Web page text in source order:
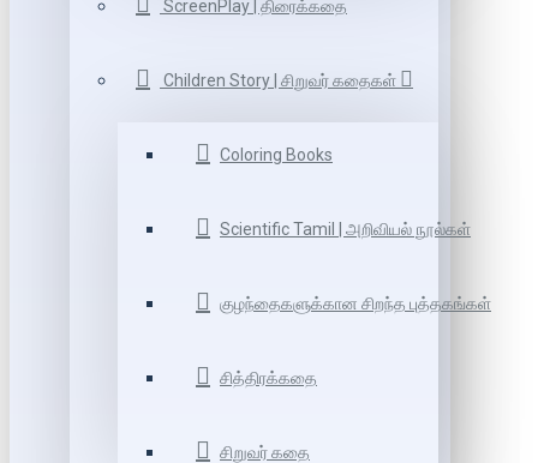
ScreenPlay | திரைக்கதை
Children Story | சிறுவர் கதைகள்
Coloring Books
Scientific Tamil | அறிவியல் நூல்கள்
குழந்தைகளுக்கான சிறந்த புத்தகங்கள்
சித்திரக்கதை
சிறுவர் கதை